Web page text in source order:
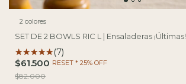
2 colores
SET DE 2 BOWLS RIC L | Ensaladeras ¡Últimas!
(7)
$61.500 RESET * 25% OFF
$82.000